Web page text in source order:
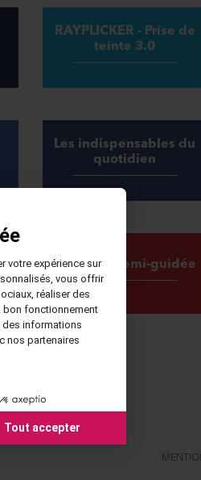
RAYPLICKER - Prise de
teinte 3.0
Les indispensables du
quotidien
Chirurgie semi-guidée